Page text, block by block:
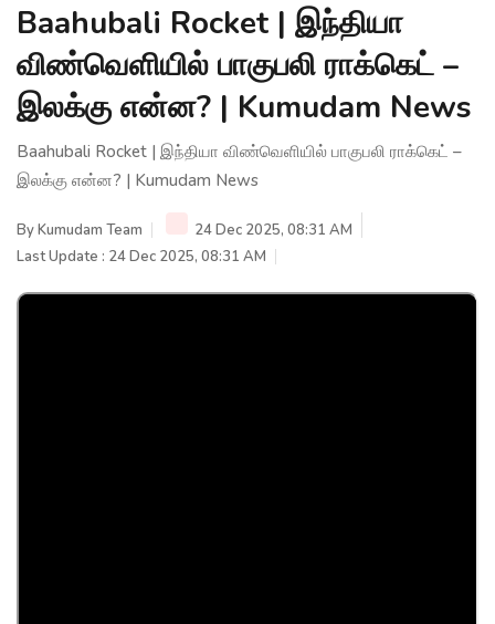
Baahubali Rocket | இந்தியா
விண்வெளியில் பாகுபலி ராக்கெட் –
இலக்கு என்ன? | Kumudam News
Baahubali Rocket | இந்தியா விண்வெளியில் பாகுபலி ராக்கெட் –
இலக்கு என்ன? | Kumudam News
ByKumudam Team
24 Dec 2025, 08:31 AM
Last Update : 24 Dec 2025, 08:31 AM